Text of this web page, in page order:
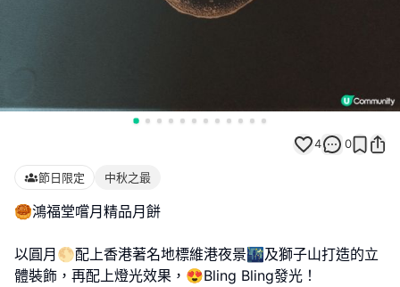
4 0
節日限定 中秋之最
🥮鴻福堂嚐月精品月餅
以圓月🌕配上香港著名地標維港夜景🌃及獅子山打造的立
體裝飾，再配上燈光效果，😍Bling Bling發光！